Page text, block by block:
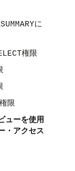
に
権限
限
ューを使用
・アクセス